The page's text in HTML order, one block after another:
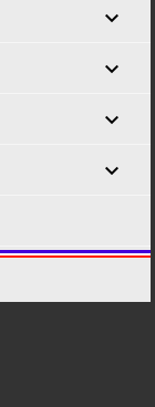



